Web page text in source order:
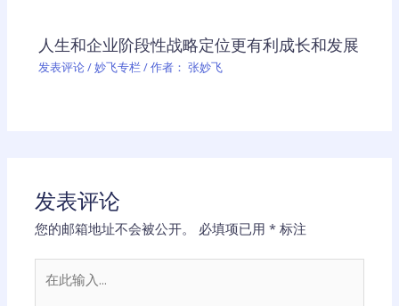
人生和企业阶段性战略定位更有利成长和发展
发表评论/妙飞专栏/ 作者： 张妙飞
发表评论
您的邮箱地址不会被公开。 必填项已用* 标注
此